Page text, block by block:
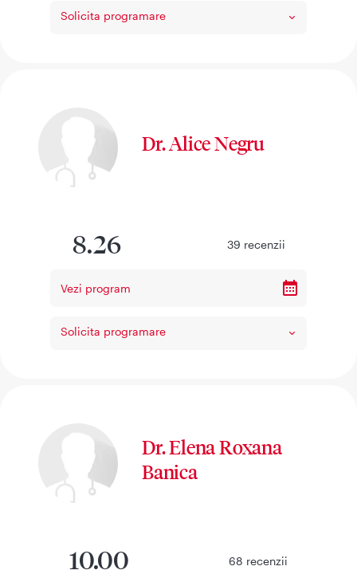
Solicita programare
Dr. Alice Negru
8.26 39 recenzii
Vezi program
Solicita programare
Dr. Elena Roxana
Banica
10.00 68 recenzii